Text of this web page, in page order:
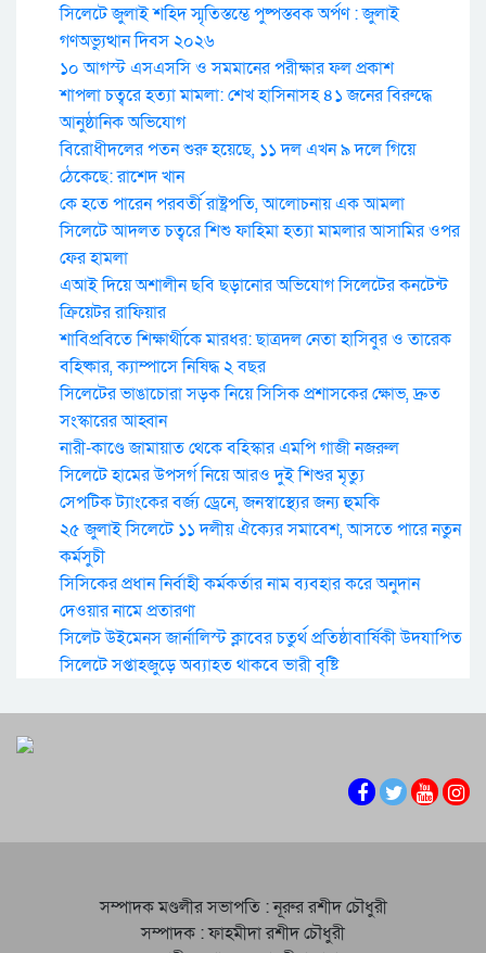
সিলেটে জুলাই শহিদ স্মৃতিস্তম্ভে পুষ্পস্তবক অর্পণ : জুলাই
গণঅভ্যুত্থান দিবস ২০২৬
১০ আগস্ট এসএসসি ও সমমানের পরীক্ষার ফল প্রকাশ
শাপলা চত্বরে হত্যা মামলা: শেখ হাসিনাসহ ৪১ জনের বিরুদ্ধে
আনুষ্ঠানিক অভিযোগ
বিরোধীদলের পতন শুরু হয়েছে, ১১ দল এখন ৯ দলে গিয়ে
ঠেকেছে: রাশেদ খান
কে হতে পারেন পরবর্তী রাষ্ট্রপতি, আলোচনায় এক আমলা
সিলেটে আদলত চত্বরে শিশু ফাহিমা হত্যা মামলার আসামির ওপর
ফের হামলা
এআই দিয়ে অশালীন ছবি ছড়ানোর অভিযোগ সিলেটের কনটেন্ট
ক্রিয়েটর রাফিয়ার
শাবিপ্রবিতে শিক্ষার্থীকে মারধর: ছাত্রদল নেতা হাসিবুর ও তারেক
বহিষ্কার, ক্যাম্পাসে নিষিদ্ধ ২ বছর
সিলেটের ভাঙাচোরা সড়ক নিয়ে সিসিক প্রশাসকের ক্ষোভ, দ্রুত
সংস্কারের আহ্বান
নারী-কাণ্ডে জামায়াত থেকে বহিস্কার এমপি গাজী নজরুল
সিলেটে হামের উপসর্গ নিয়ে আরও দুই শিশুর মৃত্যু
সেপটিক ট্যাংকের বর্জ্য ড্রেনে, জনস্বাস্থ্যের জন্য হুমকি
২৫ জুলাই সিলেটে ১১ দলীয় ঐক্যের সমাবেশ, আসতে পারে নতুন
কর্মসুচী
সিসিকের প্রধান নির্বাহী কর্মকর্তার নাম ব্যবহার করে অনুদান
দেওয়ার নামে প্রতারণা
সিলেট উইমেনস জার্নালিস্ট ক্লাবের চতুর্থ প্রতিষ্ঠাবার্ষিকী উদযাপিত
সিলেটে সপ্তাহজুড়ে অব্যাহত থাকবে ভারী বৃষ্টি
সম্পাদক মণ্ডলীর সভাপতি : নূরুর রশীদ চৌধুরী
সম্পাদক : ফাহমীদা রশীদ চৌধুরী